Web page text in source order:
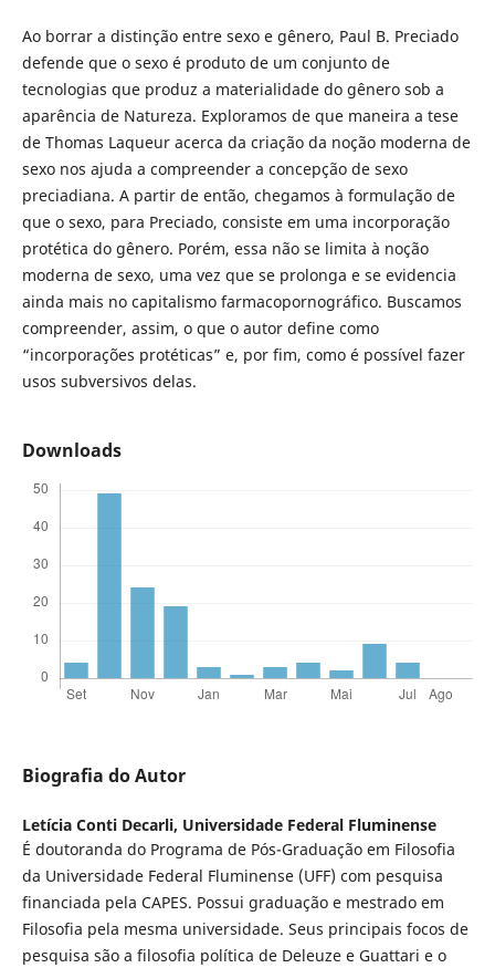
Ao borrar a distinção entre sexo e gênero, Paul B. Preciado
defende que o sexo é produto de um conjunto de
tecnologias que produz a materialidade do gênero sob a
aparência de Natureza. Exploramos de que maneira a tese
de Thomas Laqueur acerca da criação da noção moderna de
sexo nos ajuda a compreender a concepção de sexo
preciadiana. A partir de então, chegamos à formulação de
que o sexo, para Preciado, consiste em uma incorporação
protética do gênero. Porém, essa não se limita à noção
moderna de sexo, uma vez que se prolonga e se evidencia
ainda mais no capitalismo farmacopornográfico. Buscamos
compreender, assim, o que o autor define como
“incorporações protéticas” e, por fim, como é possível fazer
usos subversivos delas.
Downloads
Biografia do Autor
Letícia Conti Decarli, Universidade Federal Fluminense
É doutoranda do Programa de Pós-Graduação em Filosofia
da Universidade Federal Fluminense (UFF) com pesquisa
financiada pela CAPES. Possui graduação e mestrado em
Filosofia pela mesma universidade. Seus principais focos de
pesquisa são a filosofia política de Deleuze e Guattari e o